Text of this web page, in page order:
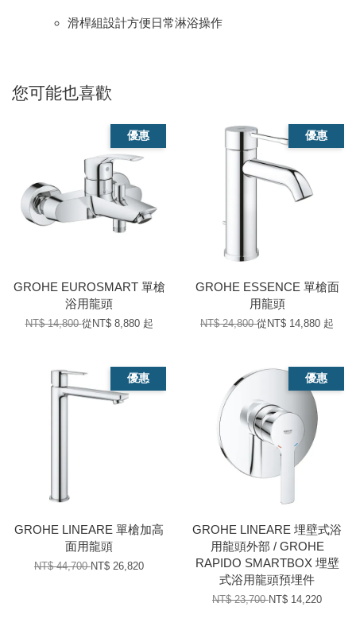
滑桿組設計方便日常淋浴操作
您可能也喜歡
優惠
GROHE EUROSMART 單槍
浴用龍頭
NT$ 14,800從NT$ 8,880 起
優惠
GROHE ESSENCE 單槍面
用龍頭
NT$ 24,800從NT$ 14,880 起
優惠
GROHE LINEARE 單槍加高
面用龍頭
NT$ 44,700NT$ 26,820
優惠
GROHE LINEARE 埋壁式浴
用龍頭外部 / GROHE
RAPIDO SMARTBOX 埋壁
式浴用龍頭預埋件
NT$ 23,700NT$ 14,220